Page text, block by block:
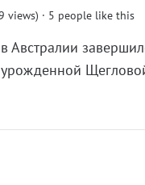
views) · 5 people like this
Австралии